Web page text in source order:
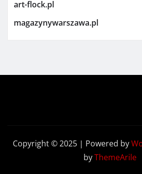
art-flock.pl
magazynywarszawa.pl
Copyright © 2025 | Powered by
byThemeArile